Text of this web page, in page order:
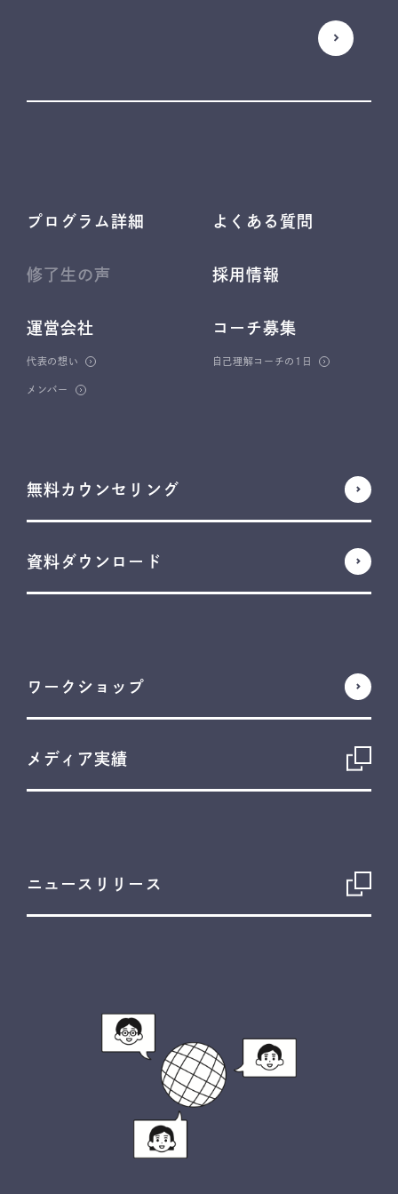
プログラム詳細
修了生の声
運営会社
代表の想い
メンバー
よくある質問
採用情報
コーチ募集
自己理解コーチの1日
無料カウンセリング
資料ダウンロード
ワークショップ
メディア実績
ニュースリリース